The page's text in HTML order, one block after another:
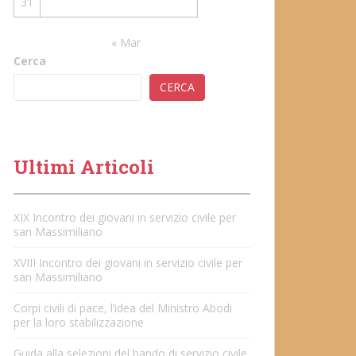
« Mar
Cerca
CERCA
Ultimi Articoli
XIX Incontro dei giovani in servizio civile per
san Massimiliano
XVIII Incontro dei giovani in servizio civile per
san Massimiliano
Corpi civili di pace, l’idea del Ministro Abodi
per la loro stabilizzazione